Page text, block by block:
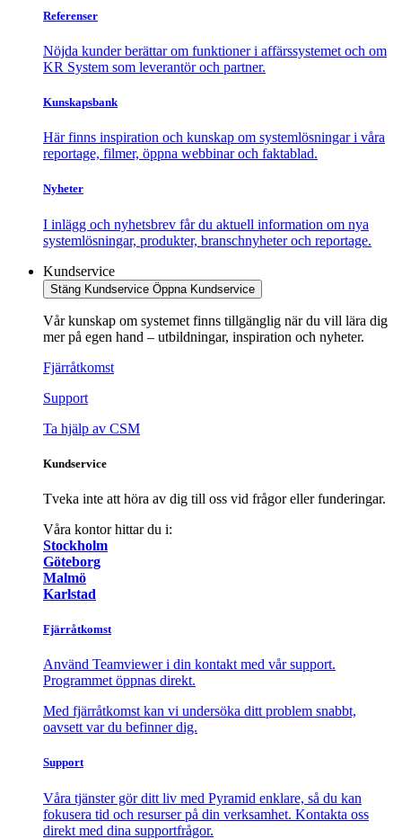
Referenser
Nöjda kunder berättar om funktioner i affärssystemet och om
KR System som leverantör och partner.
Kunskapsbank
Här finns inspiration och kunskap om systemlösningar i våra
reportage, filmer, öppna webbinar och faktablad.
Nyheter
I inlägg och nyhetsbrev får du aktuell information om nya
systemlösningar, produkter, branschnyheter och reportage.
Kundservice
Stäng Kundservice Öppna Kundservice
Vår kunskap om systemet finns tillgänglig när du vill lära dig
mer på egen hand – utbildningar, inspiration och nyheter.
Fjärråtkomst
Support
Ta hjälp av CSM
Kundservice
Tveka inte att höra av dig till oss vid frågor eller funderingar.
Våra kontor hittar du i:
Stockholm
Göteborg
Malmö
Karlstad
Fjärråtkomst
Använd Teamviewer i din kontakt med vår support.
Programmet öppnas direkt.
Med fjärråtkomst kan vi undersöka ditt problem snabbt,
oavsett var du befinner dig.
Support
Våra tjänster gör ditt liv med Pyramid enklare, så du kan
fokusera tid och resurser på din verksamhet. Kontakta oss
direkt med dina supportfrågor.